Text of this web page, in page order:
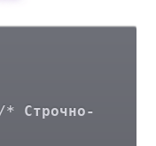
Строчно-